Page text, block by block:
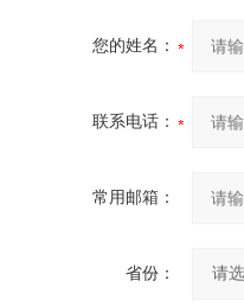
您的姓名：
联系电话：
常用邮箱：
省份：